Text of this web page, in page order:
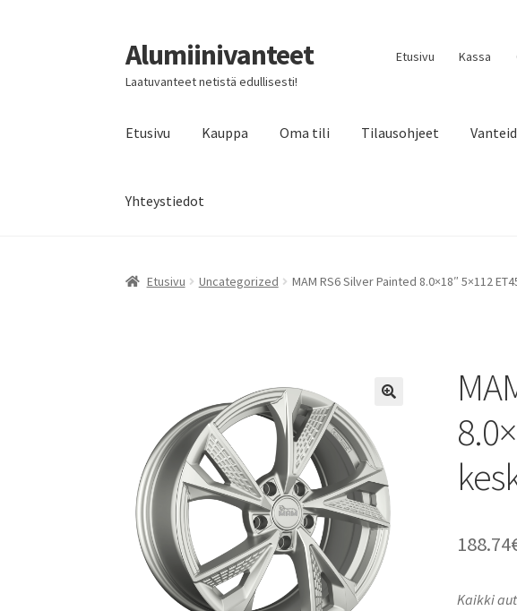
Siirry
navigointiin
Siirry
sisältöön
Alumiinivanteet
Laatuvanteet netistä edullisesti!
Etusivu Kassa
Etusivu Kauppa Oma tili Tilausohjeet
Yhteystiedot
Etusivu Uncategorized MAM RS6 Silver Painted 8.0×18″ 5×112
188.74
Kaikki